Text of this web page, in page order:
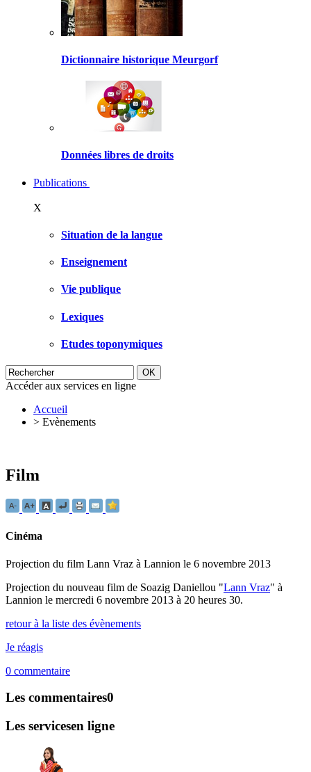
Dictionnaire historique Meurgorf
Données libres de droits
Publications
X
Situation de la langue
Enseignement
Vie publique
Lexiques
Etudes toponymiques
Accéder aux services en ligne
Accueil
> Evènements
Film
Cinéma
Projection du film Lann Vraz à Lannion le 6 novembre 2013
Projection du nouveau film de Soazig Daniellou "Lann Vraz" à
Lannion le mercredi 6 novembre 2013 à 20 heures 30.
retour à la liste des évènements
Je réagis
0 commentaire
Les commentaires0
Les servicesen ligne